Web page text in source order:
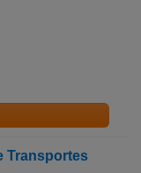
Transportes